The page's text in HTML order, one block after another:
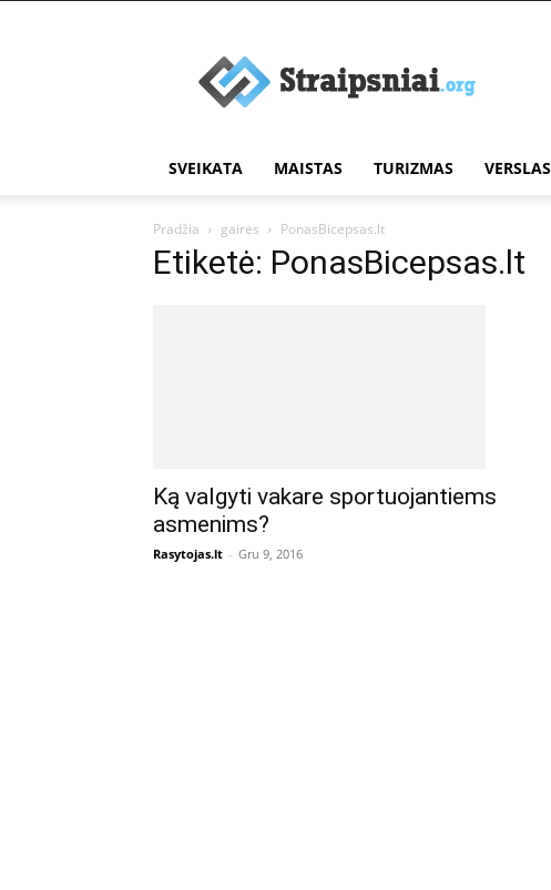
straipsniai
SVEIKATA MAISTAS TURIZMAS VERSLAS
Pradžia gairės PonasBicepsas.lt
Etiketė: PonasBicepsas.lt
Ką valgyti vakare sportuojantiems
asmenims?
Rasytojas.lt - Gru 9, 2016